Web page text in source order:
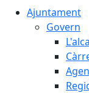
Ajuntament
Govern